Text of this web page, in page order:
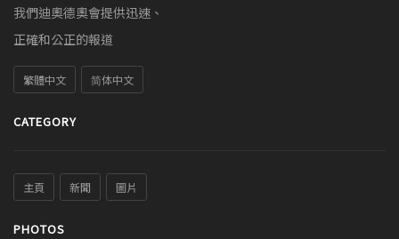
我們迪奧德奧會提供迅速、
正確和公正的報道
繁體中文 简体中文
CATEGORY
主頁 新聞 圖片
PHOTOS